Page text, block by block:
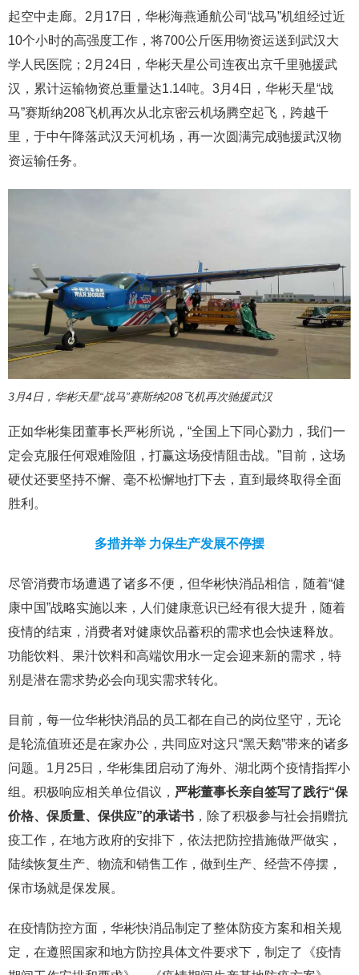
起空中走廊。2月17日，华彬海燕通航公司“战马”机组经过近
10个小时的高强度工作，将700公斤医用物资运送到武汉大
学人民医院；2月24日，华彬天星公司连夜出京千里驰援武
汉，累计运输物资总重量达1.14吨。3月4日，华彬天星“战
马”赛斯纳208飞机再次从北京密云机场腾空起飞，跨越千
里，于中午降落武汉天河机场，再一次圆满完成驰援武汉物
资运输任务。
3月4日，华彬天星“战马”赛斯纳208飞机再次驰援武汉
正如华彬集团董事长严彬所说，“全国上下同心勠力，我们一
定会克服任何艰难险阻，打赢这场疫情阻击战。”目前，这场
硬仗还要坚持不懈、毫不松懈地打下去，直到最终取得全面
胜利。
多措并举 力保生产发展不停摆
尽管消费市场遭遇了诸多不便，但华彬快消品相信，随着“健
康中国”战略实施以来，人们健康意识已经有很大提升，随着
疫情的结束，消费者对健康饮品蓄积的需求也会快速释放。
功能饮料、果汁饮料和高端饮用水一定会迎来新的需求，特
别是潜在需求势必会向现实需求转化。
目前，每一位华彬快消品的员工都在自己的岗位坚守，无论
是轮流值班还是在家办公，共同应对这只“黑天鹅”带来的诸多
问题。1月25日，华彬集团启动了海外、湖北两个疫情指挥小
组。积极响应相关单位倡议， 严彬董事长亲自签写了践行“保
价格、保质量、保供应”的承诺书 ，除了积极参与社会捐赠抗
疫工作，在地方政府的安排下，依法把防控措施做严做实，
陆续恢复生产、物流和销售工作，做到生产、经营不停摆，
保市场就是保发展。
在疫情防控方面，华彬快消品制定了整体防疫方案和相关规
定，在遵照国家和地方防控具体文件要求下，制定了《疫情